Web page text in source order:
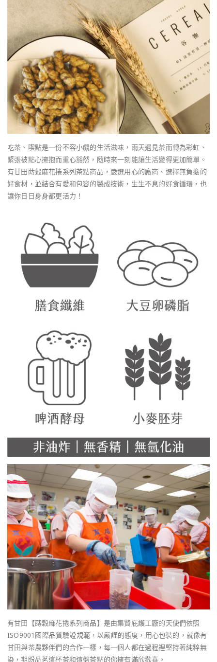
吃茶、喫點是一份不容小覷的生活滋味，雨天遇見茶而轉為彩虹、
緊張被點心擁抱而重心豁然，隨時來一刻能讓生活變得更加簡單。
有甘田蒔穀麻花捲系列茶點商品，嚴選用心的廠商、選擇無負擔的
好食材，並結合有愛和包容的製成技術，生生不息的好食循環，也
讓你日日身身都更活力！
有甘田【蒔穀麻花捲系列商品】是由集賢庇護工廠的天使們依照
ISO9001國際品質驗證規範，以嚴謹的態度，用心包裝的，就像有
甘田與茶農夥伴們的合作一樣，每一個人都在過程裡堅持著純粹無
染，期盼品茗這杯茶和這盤茶點的你擁有滿欣歡喜。